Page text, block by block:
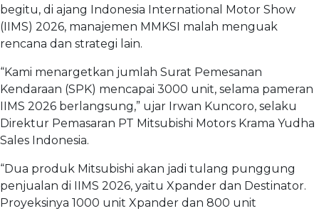
begitu, di ajang Indonesia International Motor Show
(IIMS) 2026, manajemen MMKSI malah menguak
rencana dan strategi lain.
“Kami menargetkan jumlah Surat Pemesanan
Kendaraan (SPK) mencapai 3000 unit, selama pameran
IIMS 2026 berlangsung,” ujar Irwan Kuncoro, selaku
Direktur Pemasaran PT Mitsubishi Motors Krama Yudha
Sales Indonesia.
“Dua produk Mitsubishi akan jadi tulang punggung
penjualan di IIMS 2026, yaitu Xpander dan Destinator.
Proyeksinya 1000 unit Xpander dan 800 unit